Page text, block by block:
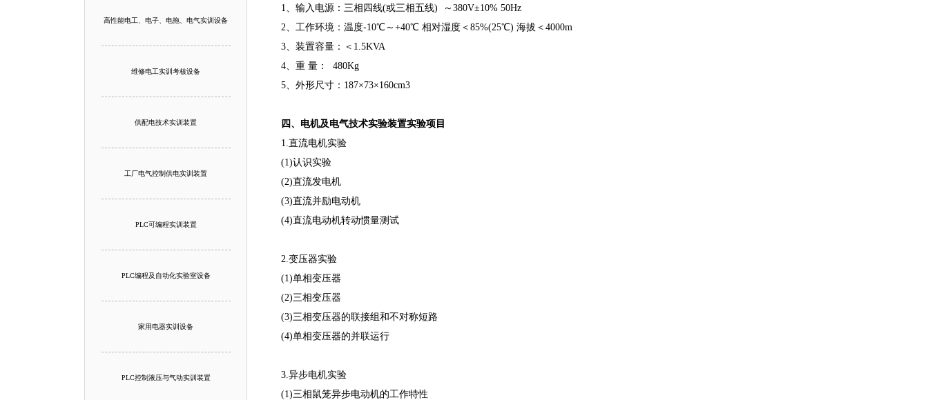
高性能电工、电子、电拖、电气实训设备
维修电工实训考核设备
供配电技术实训装置
工厂电气控制供电实训装置
PLC可编程实训装置
PLC编程及自动化实验室设备
家用电器实训设备
PLC控制液压与气动实训装置
1、输入电源：三相四线(或三相五线) ～380V±10% 50Hz
2、工作环境：温度-10℃～+40℃ 相对湿度＜85%(25℃) 海拔＜4000m
3、装置容量：＜1.5KVA
4、重 量： 480Kg
5、外形尺寸：187×73×160cm3
四、电机及电气技术实验装置实验项目
1.直流电机实验
(1)认识实验
(2)直流发电机
(3)直流并励电动机
(4)直流电动机转动惯量测试
2.变压器实验
(1)单相变压器
(2)三相变压器
(3)三相变压器的联接组和不对称短路
(4)单相变压器的并联运行
3.异步电机实验
(1)三相鼠笼异步电动机的工作特性